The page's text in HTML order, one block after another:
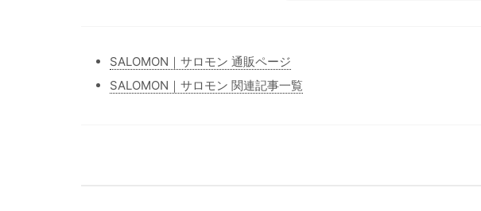
SALOMON｜サロモン 通販ページ
SALOMON｜サロモン 関連記事一覧